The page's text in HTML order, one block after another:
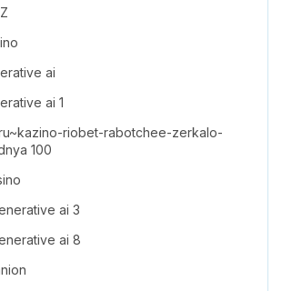
ai
ai 1
riobet-rabotchee-zerkalo-
100
ai 3
ai 8